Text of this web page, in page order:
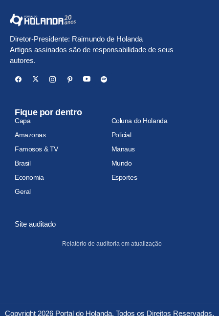
Diretor-Presidente: Raimundo de Holanda
Artigos assinados são de responsabilidade de seus
autores.
Fique por dentro
Capa
Coluna do Holanda
Amazonas
Policial
Famosos & TV
Manaus
Brasil
Mundo
Economia
Esportes
Geral
Site auditado
Relatório de auditoria em atualização
Copyright 2026 Portal do Holanda. Todos os Direitos Reservados.